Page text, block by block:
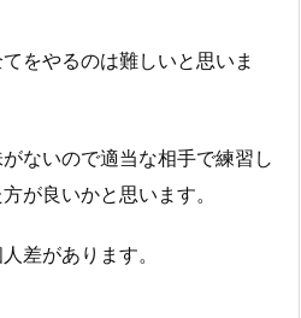
をやるのは難しいと思いま
ないので適当な相手で練習し
が良いかと思います。
差があります。